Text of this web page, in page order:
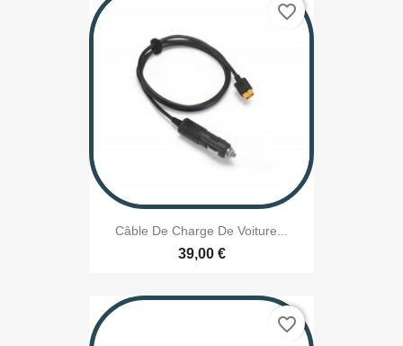
Câble De Charge De Voiture...
39,00 €
favorite_border
favorite_border